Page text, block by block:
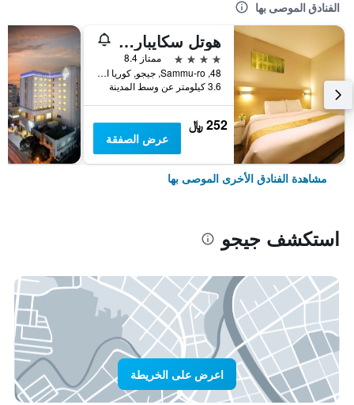
الفنادق الموصى بها
هوتل سكايبارك جيجو 1
4 نجوم
ممتاز 8.4
48, Sammu-ro, جيجو, كوريا الجنوبية
3.6 كيلومتر عن وسط المدينة
252 ﷼
عرض الصفقة
مشاهدة الفنادق الأخرى الموصى بها
استكشف جيجو
اعرض على الخريطة